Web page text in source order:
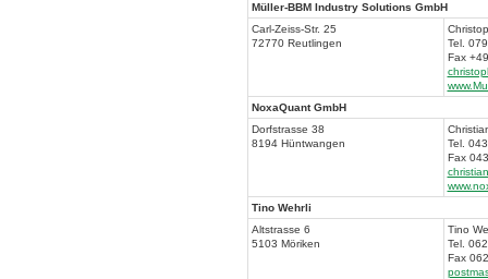
Müller-BBM Industry Solutions GmbH
Carl-Zeiss-Str. 25
72770 Reutlingen
Tel.
Fax
NoxaQuant GmbH
Dorfstrasse 38
8194 Hüntwangen
Tel.
Fax
Tino Wehrli
Altstrasse 6
5103 Möriken
Tino
Tel.
Fax